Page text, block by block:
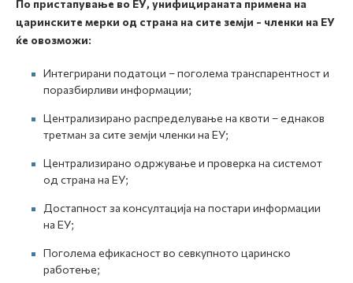
По пристапување во ЕУ, унифицираната примена на
царинските мерки од страна на сите земји - членки на ЕУ
ќе овозможи:
Интегрирани податоци – поголема транспарентност и
поразбирливи информации;
Централизирано распределување на квоти – еднаков
третман за сите земји членки на ЕУ;
Централизирано одржување и проверка на системот
од страна на ЕУ;
Достапност за консултација на постари информации
на ЕУ;
Поголема ефикасност во севкупното царинско
работење;